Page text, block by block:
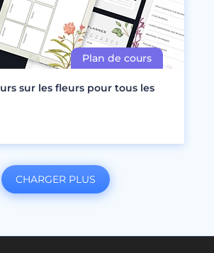
sur les fleurs pour tous les
CHARGER PLUS